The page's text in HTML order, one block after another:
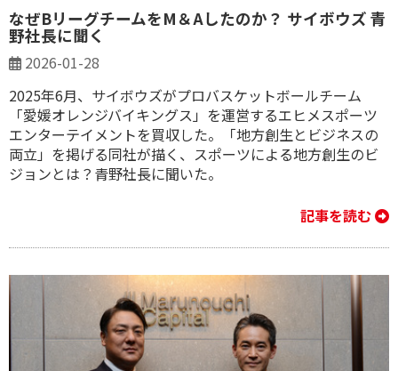
なぜBリーグチームをM＆Aしたのか？ サイボウズ 青
野社長に聞く
2026-01-28
2025年6月、サイボウズがプロバスケットボールチーム
「愛媛オレンジバイキングス」を運営するエヒメスポーツ
エンターテイメントを買収した。「地方創生とビジネスの
両立」を掲げる同社が描く、スポーツによる地方創生のビ
ジョンとは？青野社長に聞いた。
記事を読む